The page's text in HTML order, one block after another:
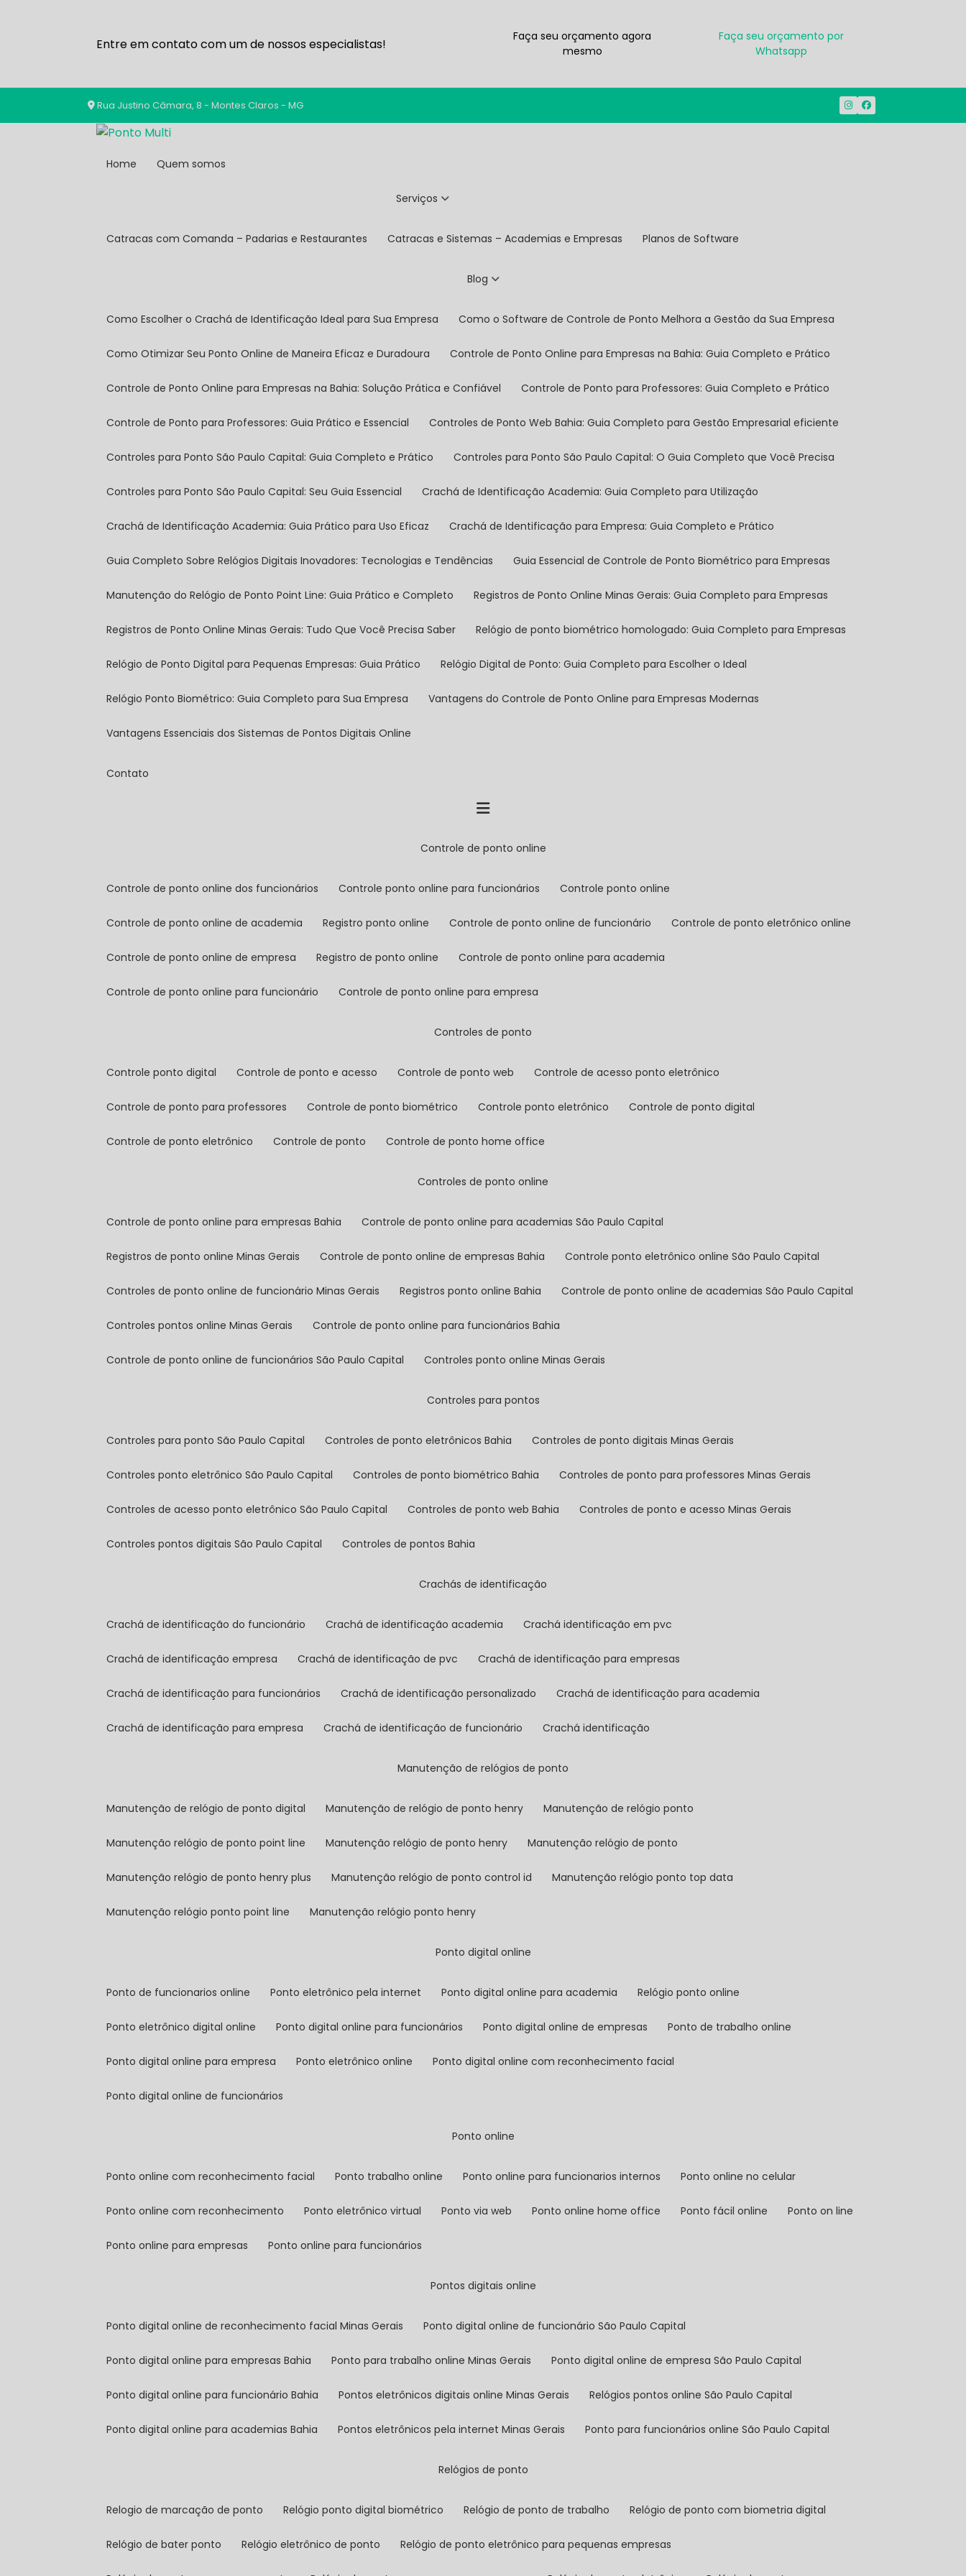
Entre em contato com um de nossos especialistas!
Faça seu orçamento agora
mesmo
Faça seu orçamento por
Whatsapp
Rua Justino Câmara, 8 - Montes Claros - MG
Home Quem somos
Serviços
Catracas com Comanda – Padarias e Restaurantes Catracas e Sistemas – Academias e Empresas Planos de Software
Blog
Como Escolher o Crachá de Identificação Ideal para Sua Empresa Como o Software de Controle de Ponto Melhora a Gestão da Sua Empresa
Como Otimizar Seu Ponto Online de Maneira Eficaz e Duradoura Controle de Ponto Online para Empresas na Bahia: Guia Completo e Prático
Controle de Ponto Online para Empresas na Bahia: Solução Prática e Confiável Controle de Ponto para Professores: Guia Completo e Prático
Controle de Ponto para Professores: Guia Prático e Essencial Controles de Ponto Web Bahia: Guia Completo para Gestão Empresarial eficiente
Controles para Ponto São Paulo Capital: Guia Completo e Prático Controles para Ponto São Paulo Capital: O Guia Completo que Você Precisa
Controles para Ponto São Paulo Capital: Seu Guia Essencial Crachá de Identificação Academia: Guia Completo para Utilização
Crachá de Identificação Academia: Guia Prático para Uso Eficaz Crachá de Identificação para Empresa: Guia Completo e Prático
Guia Completo Sobre Relógios Digitais Inovadores: Tecnologias e Tendências Guia Essencial de Controle de Ponto Biométrico para Empresas
Manutenção do Relógio de Ponto Point Line: Guia Prático e Completo Registros de Ponto Online Minas Gerais: Guia Completo para Empresas
Registros de Ponto Online Minas Gerais: Tudo Que Você Precisa Saber Relógio de ponto biométrico homologado: Guia Completo para Empresas
Relógio de Ponto Digital para Pequenas Empresas: Guia Prático Relógio Digital de Ponto: Guia Completo para Escolher o Ideal
Relógio Ponto Biométrico: Guia Completo para Sua Empresa Vantagens do Controle de Ponto Online para Empresas Modernas
Vantagens Essenciais dos Sistemas de Pontos Digitais Online
Contato
controle de ponto online
controle de ponto online dos funcionários controle ponto online para funcionários controle ponto online
controle de ponto online de academia registro ponto online controle de ponto online de funcionário controle de ponto eletrônico online
controle de ponto online de empresa registro de ponto online controle de ponto online para academia
controle de ponto online para funcionário controle de ponto online para empresa
controles de ponto
controle ponto digital controle de ponto e acesso controle de ponto web controle de acesso ponto eletrônico
controle de ponto para professores controle de ponto biométrico controle ponto eletrônico controle de ponto digital
controle de ponto eletrônico controle de ponto controle de ponto home office
controles de ponto online
controle de ponto online para empresas Bahia controle de ponto online para academias São Paulo Capital
registros de ponto online Minas Gerais controle de ponto online de empresas Bahia controle ponto eletrônico online São Paulo Capital
controles de ponto online de funcionário Minas Gerais registros ponto online Bahia controle de ponto online de academias São Paulo Capital
controles pontos online Minas Gerais controle de ponto online para funcionários Bahia
controle de ponto online de funcionários São Paulo Capital controles ponto online Minas Gerais
controles para pontos
controles para ponto São Paulo Capital controles de ponto eletrônicos Bahia controles de ponto digitais Minas Gerais
controles ponto eletrônico São Paulo Capital controles de ponto biométrico Bahia controles de ponto para professores Minas Gerais
controles de acesso ponto eletrônico São Paulo Capital controles de ponto web Bahia controles de ponto e acesso Minas Gerais
controles pontos digitais São Paulo Capital controles de pontos Bahia
crachás de identificação
crachá de identificação do funcionário crachá de identificação academia crachá identificação em pvc
crachá de identificação empresa crachá de identificação de pvc crachá de identificação para empresas
crachá de identificação para funcionários crachá de identificação personalizado crachá de identificação para academia
crachá de identificação para empresa crachá de identificação de funcionário crachá identificação
manutenção de relógios de ponto
manutenção de relógio de ponto digital manutenção de relógio de ponto henry manutenção de relógio ponto
manutenção relógio de ponto point line manutenção relógio de ponto henry manutenção relógio de ponto
manutenção relógio de ponto henry plus manutenção relógio de ponto control id manutenção relógio ponto top data
manutenção relógio ponto point line manutenção relógio ponto henry
ponto digital online
ponto de funcionarios online ponto eletrônico pela internet ponto digital online para academia relógio ponto online
ponto eletrônico digital online ponto digital online para funcionários ponto digital online de empresas ponto de trabalho online
ponto digital online para empresa ponto eletrônico online ponto digital online com reconhecimento facial
ponto digital online de funcionários
ponto online
ponto online com reconhecimento facial ponto trabalho online ponto online para funcionarios internos ponto online no celular
ponto online com reconhecimento ponto eletrônico virtual ponto via web ponto online home office ponto fácil online ponto on line
ponto online para empresas ponto online para funcionários
pontos digitais online
ponto digital online de reconhecimento facial Minas Gerais ponto digital online de funcionário São Paulo Capital
ponto digital online para empresas Bahia ponto para trabalho online Minas Gerais ponto digital online de empresa São Paulo Capital
ponto digital online para funcionário Bahia pontos eletrônicos digitais online Minas Gerais relógios pontos online São Paulo Capital
ponto digital online para academias Bahia pontos eletrônicos pela internet Minas Gerais ponto para funcionários online São Paulo Capital
relógios de ponto
relogio de marcação de ponto relógio ponto digital biométrico relógio de ponto de trabalho relógio de ponto com biometria digital
relógio de bater ponto relógio eletrônico de ponto relógio de ponto eletrônico para pequenas empresas